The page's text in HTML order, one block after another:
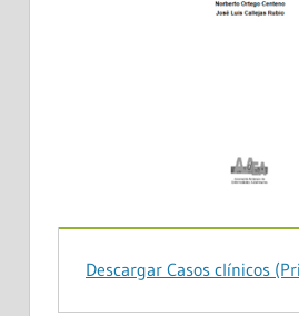
Descargar Casos clínicos